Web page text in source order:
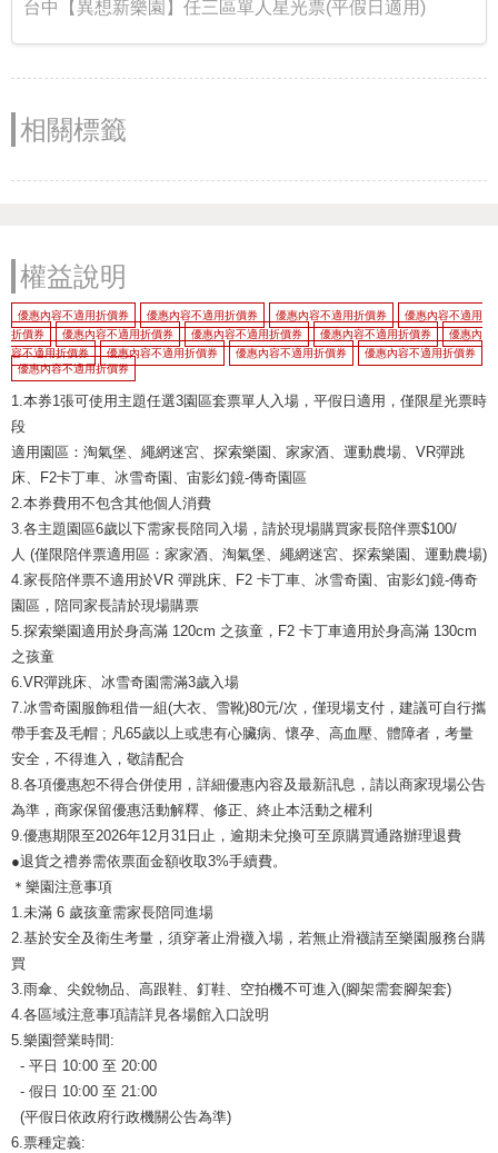
台中【異想新樂園】任三區單人星光票(平假日適用)
相關標籤
權益說明
優惠內容不適用折價券 優惠內容不適用折價券 優惠內容不適用折價券
優惠內容不適用
折價券
優惠內容不適用折價券 優惠內容不適用折價券 優惠內容不適用折價券
優惠內
容不適用折價券
優惠內容不適用折價券 優惠內容不適用折價券
優惠內容不適用折價券
優惠內容不適用折價券
1.本券1張可使用主題任選3園區套票單人入場，平假日適用，僅限星光票時
段
適用園區：淘氣堡、繩網迷宮、探索樂園、家家酒、運動農場、VR彈跳
床、F2卡丁車、冰雪奇園、宙影幻鏡-傳奇園區
2.本券費用不包含其他個人消費
3.各主題園區6歲以下需家長陪同入場，請於現場購買家長陪伴票$100/
人 (僅限陪伴票適用區：家家酒、淘氣堡、繩網迷宮、探索樂園、運動農場)
4.家長陪伴票不適用於VR 彈跳床、F2 卡丁車、冰雪奇園、宙影幻鏡-傳奇
園區，陪同家長請於現場購票
5.探索樂園適用於身高滿 120cm 之孩童，F2 卡丁車適用於身高滿 130cm
之孩童
6.VR彈跳床、冰雪奇園需滿3歲入場
7.冰雪奇園服飾租借一組(大衣、雪靴)80元/次，僅現場支付，建議可自行攜
帶手套及毛帽 ; 凡65歲以上或患有心臟病、懷孕、高血壓、體障者，考量
安全，不得進入，敬請配合
8.各項優惠恕不得合併使用，詳細優惠內容及最新訊息，請以商家現場公告
為準，商家保留優惠活動解釋、修正、終止本活動之權利
9.優惠期限至2026年12月31日止，逾期未兌換可至原購買通路辦理退費
●退貨之禮券需依票面金額收取3%手續費。
＊樂園注意事項
1.未滿 6 歲孩童需家長陪同進場
2.基於安全及衛生考量，須穿著止滑襪入場，若無止滑襪請至樂園服務台購
買
3.雨傘、尖銳物品、高跟鞋、釘鞋、空拍機不可進入(腳架需套腳架套)
4.各區域注意事項請詳見各場館入口說明
5.樂園營業時間:
- 平日 10:00 至 20:00
- 假日 10:00 至 21:00
(平假日依政府行政機關公告為準)
6.票種定義: